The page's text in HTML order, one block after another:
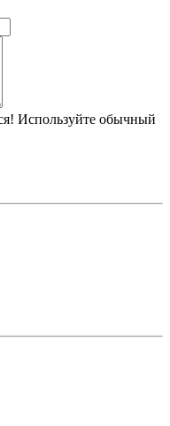
Используйте обычный